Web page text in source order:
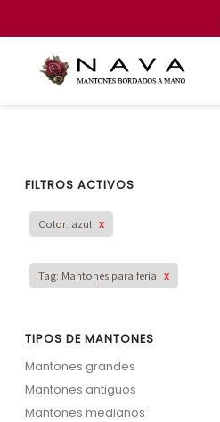
FILTROS ACTIVOS
Color: azul x
Tag: Mantones para feria x
TIPOS DE MANTONES
Mantones grandes
Mantones antiguos
Mantones medianos